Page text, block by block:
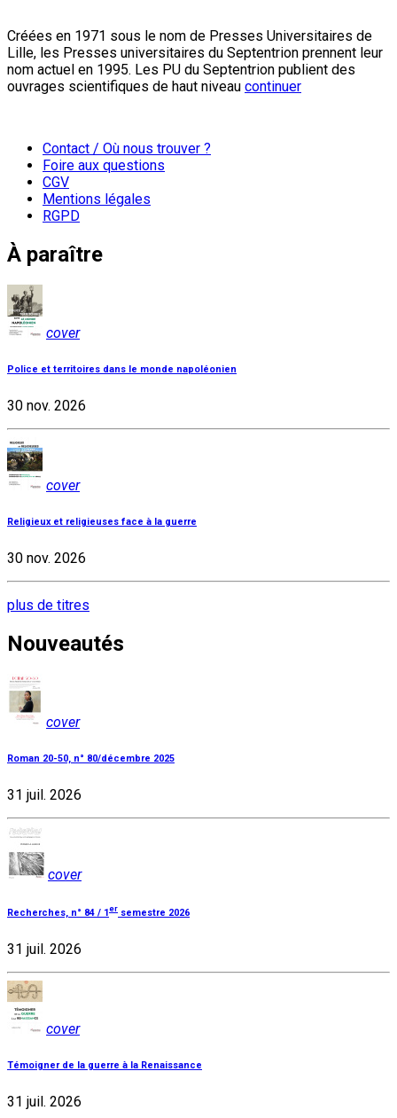
Créées en 1971 sous le nom de Presses Universitaires de
Lille, les Presses universitaires du Septentrion prennent leur
nom actuel en 1995. Les PU du Septentrion publient des
ouvrages scientifiques de haut niveau continuer
Contact / Où nous trouver ?
Foire aux questions
CGV
Mentions légales
RGPD
À paraître
cover
Police et territoires dans le monde napoléonien
30 nov. 2026
cover
Religieux et religieuses face à la guerre
30 nov. 2026
plus de titres
Nouveautés
cover
Roman 20-50, n° 80/décembre 2025
31 juil. 2026
cover
Recherches, n° 84 / 1 er semestre 2026
31 juil. 2026
cover
Témoigner de la guerre à la Renaissance
31 juil. 2026